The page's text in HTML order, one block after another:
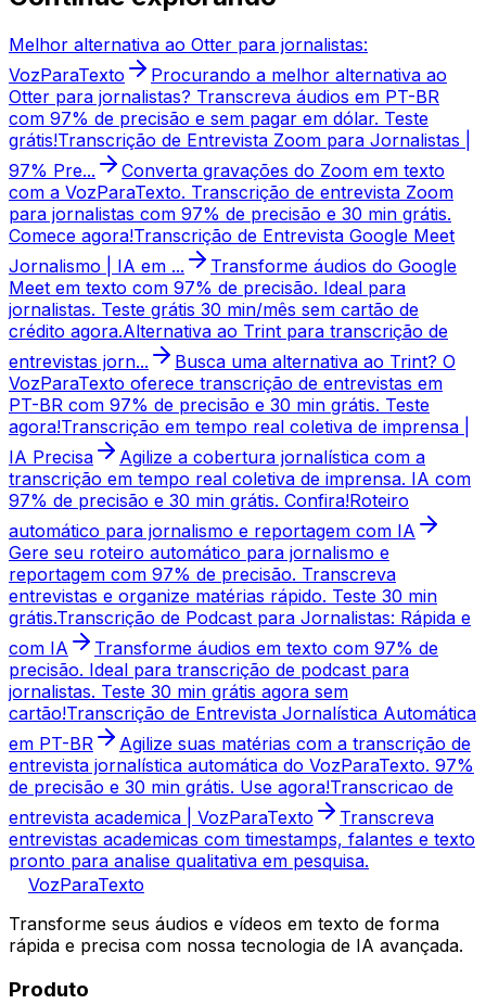
Melhor alternativa ao Otter para jornalistas:
VozParaTexto
Procurando a melhor alternativa ao
Otter para jornalistas? Transcreva áudios em PT-BR
com 97% de precisão e sem pagar em dólar. Teste
grátis!Transcrição de Entrevista Zoom para Jornalistas |
97% Pre...
Converta gravações do Zoom em texto
com a VozParaTexto. Transcrição de entrevista Zoom
para jornalistas com 97% de precisão e 30 min grátis.
Comece agora!Transcrição de Entrevista Google Meet
Jornalismo | IA em ...
Transforme áudios do Google
Meet em texto com 97% de precisão. Ideal para
jornalistas. Teste grátis 30 min/mês sem cartão de
crédito agora.Alternativa ao Trint para transcrição de
entrevistas jorn...
Busca uma alternativa ao Trint? O
VozParaTexto oferece transcrição de entrevistas em
PT-BR com 97% de precisão e 30 min grátis. Teste
agora!Transcrição em tempo real coletiva de imprensa |
IA Precisa
Agilize a cobertura jornalística com a
transcrição em tempo real coletiva de imprensa. IA com
97% de precisão e 30 min grátis. Confira!Roteiro
automático para jornalismo e reportagem com IA
Gere seu roteiro automático para jornalismo e
reportagem com 97% de precisão. Transcreva
entrevistas e organize matérias rápido. Teste 30 min
grátis.Transcrição de Podcast para Jornalistas: Rápida e
com IA
Transforme áudios em texto com 97% de
precisão. Ideal para transcrição de podcast para
jornalistas. Teste 30 min grátis agora sem
cartão!Transcrição de Entrevista Jornalística Automática
em PT-BR
Agilize suas matérias com a transcrição de
entrevista jornalística automática do VozParaTexto. 97%
de precisão e 30 min grátis. Use agora!Transcricao de
entrevista academica | VozParaTexto
Transcreva
entrevistas academicas com timestamps, falantes e texto
pronto para analise qualitativa em pesquisa.
VozParaTexto
Transforme seus áudios e vídeos em texto de forma
rápida e precisa com nossa tecnologia de IA avançada.
Produto